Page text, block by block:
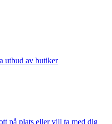
utbud av butiker
på plats eller vill ta med dig